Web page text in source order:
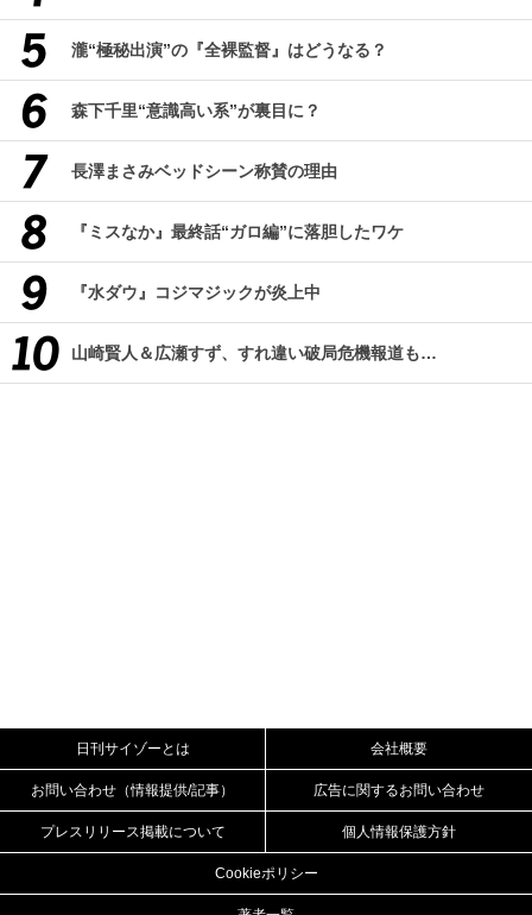
瀧“極秘出演”の『全裸監督』はどうなる？
森下千里“意識高い系”が裏目に？
長澤まさみベッドシーン称賛の理由
『ミスなか』最終話“ガロ編”に落胆したワケ
『水ダウ』コジマジックが炎上中
山崎賢人＆広瀬すず、すれ違い破局危機報道も…
日刊サイゾーとは 会社概要
お問い合わせ（情報提供/記事） 広告に関するお問い合わせ
プレスリリース掲載について 個人情報保護方針
Cookieポリシー